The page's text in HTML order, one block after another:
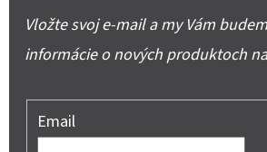
Vložte svoj e-mail a my Vám
informácie o nových produktoch
Email